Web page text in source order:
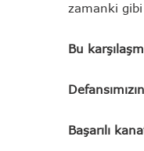
zamanki
Bu
Başarılı